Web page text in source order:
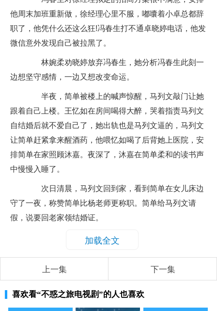
他周末加班重新做，徐经理心里不服，嘟囔着小卓总都辞
职了，他凭什么还这么狂!冯春生打不通卓晓婷电话，他发
微信意外发现自己被拉黑了。
林婉柔劝晓婷放弃冯春生，她分析冯春生此刻一
边想坚守感情，一边又想改变命运。
半夜，简单被楼上的喊声惊醒，马列文敲门让她
跟着自己上楼。王忆如在房间喝得大醉，哭着指责马列文
自结婚后就不爱自己了，她出轨也是马列文逼的，马列文
让简单赶紧拿来醒酒药，他喂忆如喝了后背她上医院，安
排简单在家照顾沐嘉。夜深了，沐嘉在简单柔和的读书声
中慢慢入睡了。
次日清晨，马列文回到家，看到简单在女儿床边
守了一夜，称赞简单比杨老师更称职。简单给马列文请
假，说要回老家领结婚证。
加载全文
上一集 下一集
喜欢看“不惑之旅电视剧”的人也喜欢